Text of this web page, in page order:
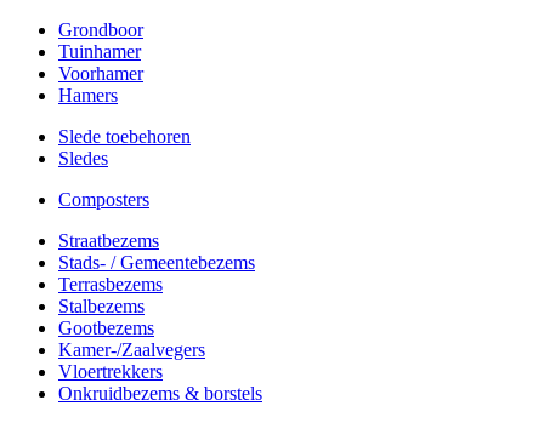
Grondboor
Tuinhamer
Voorhamer
Hamers
Slede toebehoren
Sledes
Composters
Straatbezems
Stads- / Gemeentebezems
Terrasbezems
Stalbezems
Gootbezems
Kamer-/Zaalvegers
Vloertrekkers
Onkruidbezems & borstels